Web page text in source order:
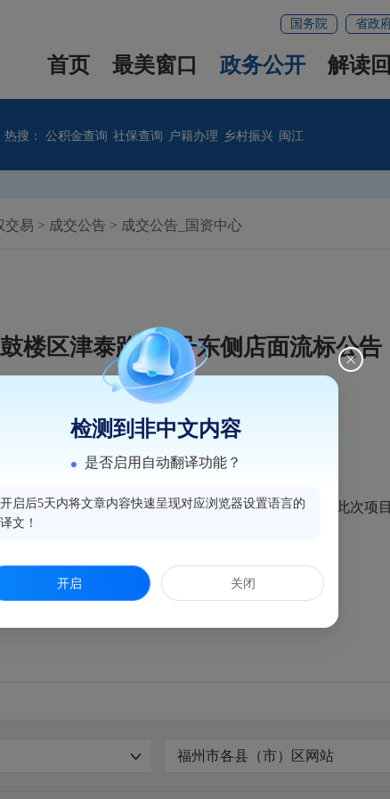
国务院 省政
首页 最美窗口 政务公开 解读
热搜：公积金查询 社保查询 户籍办理 乡村振兴 闽江
交易 > 成交公告 > 成交公告_国资中心
楼区津泰路235号东侧店面流标公告
：123
16日结束，因无人参加海峡纵横电子竞价投标，此次项目
福州市各县（市）区网站
检测到非中文内容
是否启用自动翻译功能？
开启后5天内将文章内容快速呈现对应浏览器设置语言的
译文！
开启 关闭